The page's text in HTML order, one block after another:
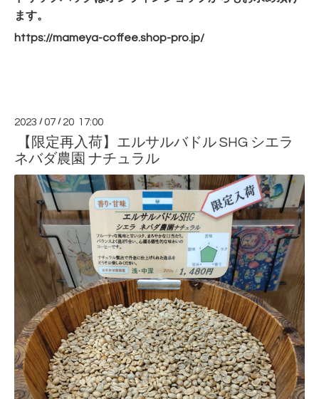
ます。
https://mameya-coffee.shop-pro.jp/
2023 /07 / 20 17:00
【限定再入荷】エルサルバドル SHG シエラ
ネバダ農園 ナチュラル